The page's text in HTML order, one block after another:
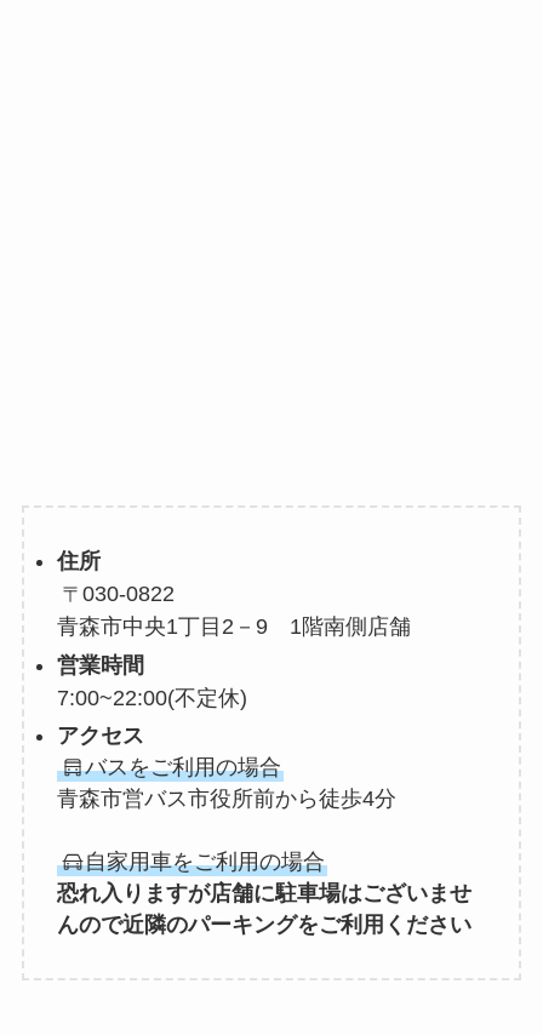
住所
030-0822
青森市中央1丁目2－9 1階南側店舗
営業時間
7:00~22:00(不定休)
アクセス
バスをご利用の場合
青森市営バス市役所前から徒歩4分
自家用車をご利用の場合
恐れ入りますが店舗に駐車場はございませ
んので近隣のパーキングをご利用ください